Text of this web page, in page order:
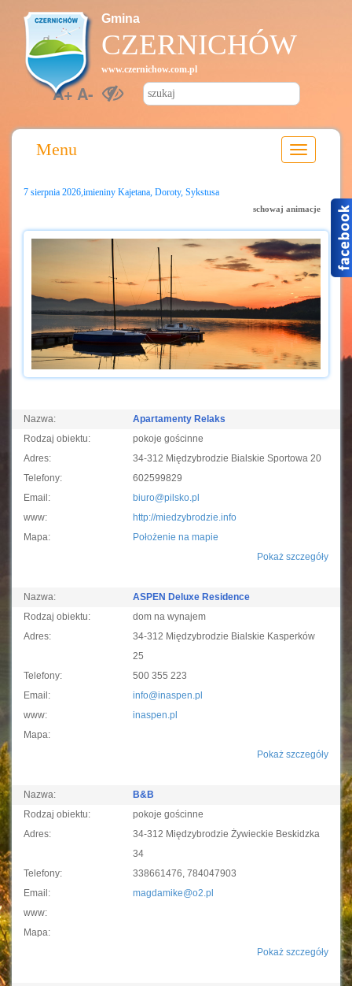
Gmina
CZERNICHÓW
www.czernichow.com.pl
A+A-
Menu
7 sierpnia 2026,imieniny Kajetana, Doroty, Sykstusa
schowaj animacje
Nazwa:
Apartamenty Relaks
Rodzaj obiektu:
pokoje gościnne
Adres:
34-312 Międzybrodzie Bialskie Sportowa 20
Telefony:
602599829
Email:
biuro@pilsko.pl
www:
http://miedzybrodzie.info
Mapa:
Położenie na mapie
Pokaż szczegóły
Nazwa:
ASPEN Deluxe Residence
Rodzaj obiektu:
dom na wynajem
Adres:
34-312 Międzybrodzie Bialskie Kasperków
25
Telefony:
500 355 223
Email:
info@inaspen.pl
www:
inaspen.pl
Mapa:
Pokaż szczegóły
Nazwa:
B&B
Rodzaj obiektu:
pokoje gościnne
Adres:
34-312 Międzybrodzie Żywieckie Beskidzka
34
Telefony:
338661476, 784047903
Email:
magdamike@o2.pl
www:
Mapa:
Pokaż szczegóły